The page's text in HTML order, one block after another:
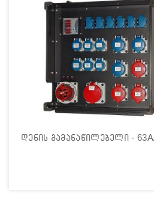
დენის გამანაწილებელი -